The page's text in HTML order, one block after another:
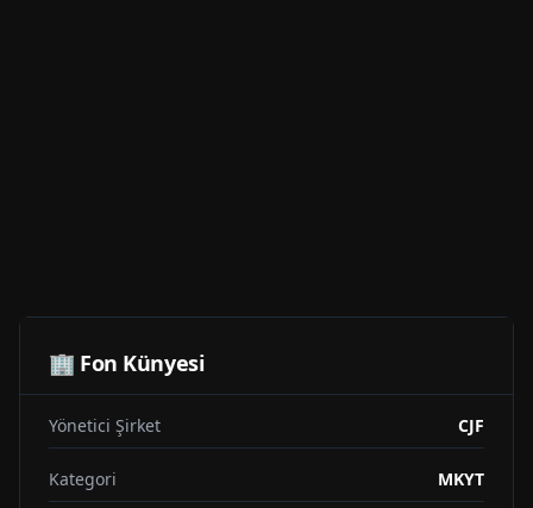
🏢 Fon Künyesi
Yönetici Şirket CJF
Kategori MKYT